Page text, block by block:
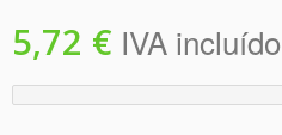
5,72 € IVA incluído